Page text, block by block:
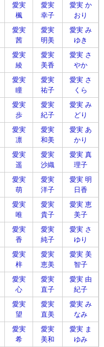
愛実
楓
愛実
幸子
愛実 か
おり
愛実
茜
愛実
明美
愛実 み
ゆき
愛実
綾
愛実
美香
愛実 さ
やか
愛実
瞳
愛実
祐子
愛実 さ
くら
愛実
歩
愛実
紀子
愛実 み
どり
愛実
凛
愛実
和美
愛実 あ
かり
愛実
遥
愛実
沙織
愛実 真
理子
愛実
萌
愛実
洋子
愛実 明
日香
愛実
唯
愛実
貴子
愛実 恵
美子
愛実
香
愛実
純子
愛実 さ
ゆり
愛実
梓
愛実
恵美
愛実 美
智子
愛実
心
愛実
直子
愛実 由
紀子
愛実
望
愛実
直美
愛実 み
なみ
愛実
希
愛実
美和
愛実 ま
ゆみ